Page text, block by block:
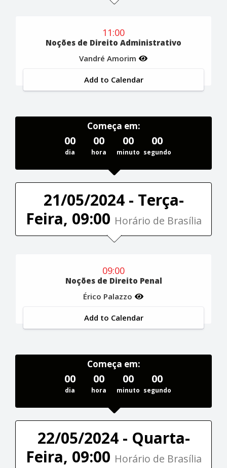
11:00
Noções de Direito Administrativo
Vandré Amorim
Add to Calendar
Começa em:
00
dia
00
hora
00
minuto
00
segundo
21/05/2024 - Terça-
Feira, 09:00 Horário de Brasília
09:00
Noções de Direito Penal
Érico Palazzo
Add to Calendar
Começa em:
00
dia
00
hora
00
minuto
00
segundo
22/05/2024 - Quarta-
Feira, 09:00 Horário de Brasília